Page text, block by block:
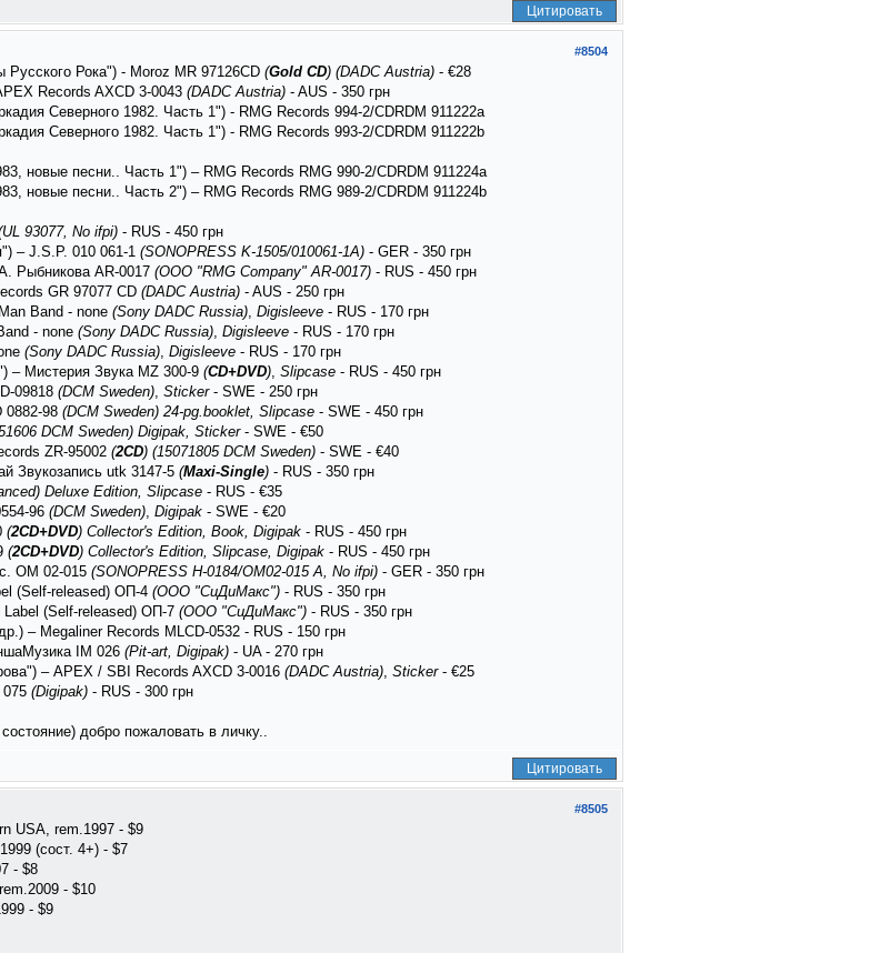
Цитировать
#8504
Рока") - Moroz MR 97126CD (Gold CD) (DADC Austria) - €28
Records AXCD 3-0043 (DADC Austria) - AUS - 350 грн
Северного 1982. Часть 1") - RMG Records 994-2/CDRDM 911222a
Северного 1982. Часть 1") - RMG ‎Records 993-2/CDRDM 911222b
новые песни.. Часть 1") – RMG Records RMG 990-2/CDRDM 911224a
новые песни.. Часть 2") – RMG Records RMG 989-2/CDRDM 911224b
93077, No ifpi) - RUS - 450 грн
– J.S.P. ‎010 061-1 (SONOPRESS K-1505/010061-1A) - GER - 350 грн
Рыбникова AR-0017 (ООО "RMG Company" AR-0017) - RUS - 450 грн
GR 97077 CD (DADC Austria) - AUS - 250 грн
Band - none (Sony DADC Russia), Digisleeve - RUS - 170 грн
- none (Sony DADC Russia), Digisleeve - RUS - 170 грн
(Sony DADC Russia), Digisleeve - RUS - 170 грн
– Мистерия Звука MZ 300-9 (CD+DVD), Slipcase - RUS - 450 грн
09818 (DCM Sweden), Sticker- SWE - 250 грн
0882-98 (DCM Sweden) 24-pg.booklet, Slipcase - SWE - 450 грн
DCM Sweden) Digipak, Sticker- SWE - €50
ZR-95002 (2CD) (15071805 DCM Sweden) - SWE - €40
Звукозапись utk 3147-5 (Maxi-Single) - RUS - 350 грн
Deluxe Edition, Slipcase - RUS - €35
96 (DCM Sweden), Digipak - SWE - €20
(2CD+DVD) Collector's Edition, Book, Digipak - RUS - 450 грн
(2CD+DVD) Collector's Edition, Slipcase, Digipak - RUS - 450 грн
OM 02-015 (SONOPRESS H-0184/OM02-015 A, No ifpi) - GER - 350 грн
(Self-released) ‎ОП-4 (ООО "СиДиМакс") - RUS - 350 грн
(Self-released) ‎ОП-7 (ООО "СиДиМакс") - RUS - 350 грн
– Megaliner Records MLCD-0532 - RUS - 150 грн
IM 026 (Pit-art, Digipak) - UA - 270 грн
– APEX / SBI Records AXCD 3-0016 (DADC Austria), Sticker- €25
(Digipak) - RUS - 300 грн
добро пожаловать в личку..
Цитировать
#8505
USA, rem.1997 - $9
(сост. 4+) - $7
- $8
- $10
- $9